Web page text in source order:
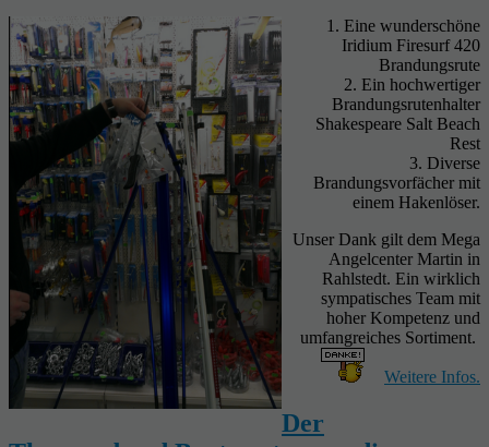
1. Eine wunderschöne
Iridium Firesurf 420
Brandungsrute
2. Ein hochwertiger
Brandungsrutenhalter
Shakespeare Salt Beach
Rest
3. Diverse
Brandungsvorfächer mit
einem Hakenlöser.
Unser Dank gilt dem Mega
Angelcenter Martin in
Rahlstedt. Ein wirklich
sympatisches Team mit
hoher Kompetenz und
umfangreiches Sortiment.
Weitere Infos.
Der